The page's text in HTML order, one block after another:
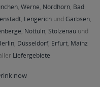
, Werne, Nordhorn, Bad
, Lengerichund Garbsen,
, Nottuln, Stolzenau und
, Düsseldorf, Erfurt, Mainz
Liefergebiete
now